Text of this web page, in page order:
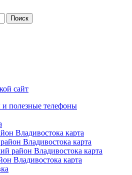
сайт
полезные телефоны
Владивостока карта
Владивостока карта
район Владивостока карта
Владивостока карта